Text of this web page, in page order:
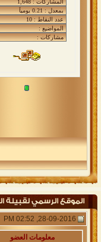
معلومات العضو